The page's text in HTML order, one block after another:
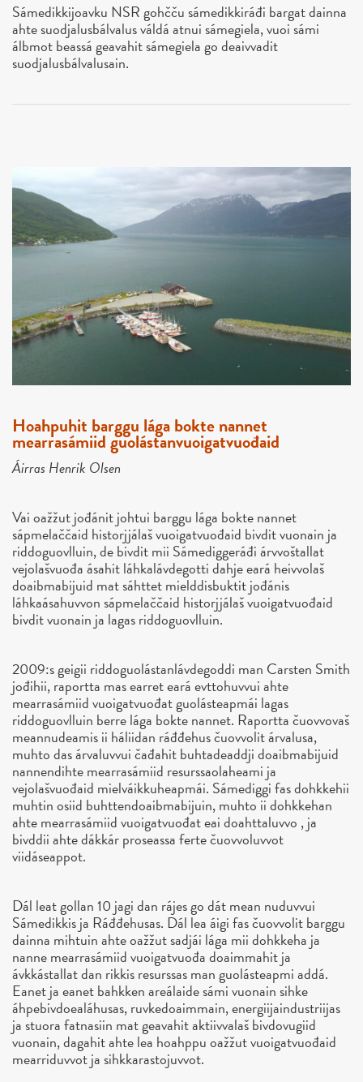
Sámedikkijoavku NSR gohčču sámedikkiráđi bargat dainna
ahte suodjalusbálvalus váldá atnui sámegiela, vuoi sámi
álbmot beassá geavahit sámegiela go deaivvadit
suodjalusbálvalusain.
Hoahpuhit barggu lága bokte nannet
mearrasámiid guolástanvuoigatvuođaid
Áirras Henrik Olsen
Vai oažžut jođánit johtui barggu lága bokte nannet
sápmelaččaid historjjálaš vuoigatvuođaid bivdit vuonain ja
riddoguovlluin, de bivdit mii Sámediggeráđi árvvoštallat
vejolašvuođa ásahit láhkalávdegotti dahje eará heivvolaš
doaibmabijuid mat sáhttet mielddisbuktit jođánis
láhkaásahuvvon sápmelaččaid historjjálaš vuoigatvuođaid
bivdit vuonain ja lagas riddoguovlluin.
2009:s geigii riddoguolástanlávdegoddi man Carsten Smith
jođihii, raportta mas earret eará evttohuvvui ahte
mearrasámiid vuoigatvuođat guolásteapmái lagas
riddoguovlluin berre lága bokte nannet. Raportta čuovvovaš
meannudeamis ii háliidan ráđđehus čuovvolit árvalusa,
muhto das árvaluvvui čađahit buhtadeaddji doaibmabijuid
nannendihte mearrasámiid resurssaolaheami ja
vejolašvuođaid mielváikkuheapmái. Sámediggi fas dohkkehii
muhtin osiid buhttendoaibmabijuin, muhto ii dohkkehan
ahte mearrasámiid vuoigatvuođat eai doahttaluvvo , ja
bivddii ahte dákkár proseassa ferte čuovvoluvvot
viidáseappot.
Dál leat gollan 10 jagi dan rájes go dát mean nuduvvui
Sámedikkis ja Ráđđehusas. Dál lea áigi fas čuovvolit barggu
dainna mihtuin ahte oažžut sadjái lága mii dohkkeha ja
nanne mearrasámiid vuoigatvuođa doaimmahit ja
ávkkástallat dan rikkis resurssas man guolásteapmi addá.
Eanet ja eanet bahkken areálaide sámi vuonain sihke
áhpebivdoealáhusas, ruvkedoaimmain, energiijaindustriijas
ja stuora fatnasiin mat geavahit aktiivvalaš bivdovugiid
vuonain, dagahit ahte lea hoahppu oažžut vuoigatvuođaid
mearriduvvot ja sihkkarastojuvvot.